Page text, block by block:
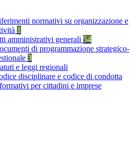
normativi su organizzazione e
1
amministrativi generali 54
di programmazione strategico-
3
e leggi regionali
disciplinare e codice di condotta
per cittadini e imprese